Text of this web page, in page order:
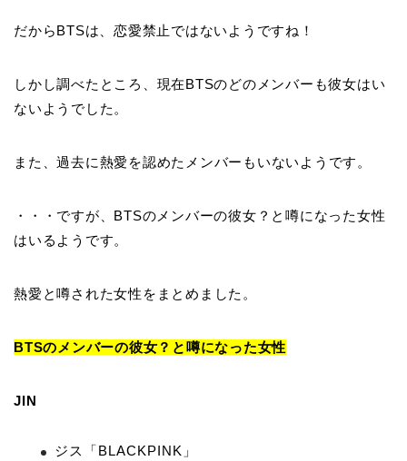
だからBTSは、恋愛禁止ではないようですね！
しかし調べたところ、現在BTSのどのメンバーも彼女はい
ないようでした。
また、過去に熱愛を認めたメンバーもいないようです。
・・・ですが、BTSのメンバーの彼女？と噂になった女性
はいるようです。
熱愛と噂された女性をまとめました。
BTSのメンバーの彼女？と噂になった女性
JIN
ジス「BLACKPINK」